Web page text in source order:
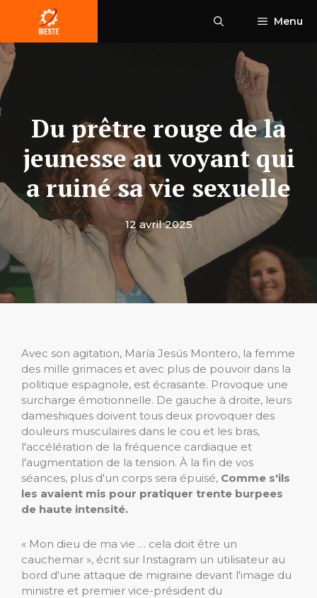
contenu
Menu
Du prêtre rouge de la
jeunesse au voyant qui
a ruiné sa vie sexuelle
12 avril 2025
Avec son agitation, María Jesús Montero, la femme
des mille grimaces et avec plus de pouvoir dans la
politique espagnole, est écrasante. Provoque une
surcharge émotionnelle. De gauche à droite, leurs
dameshiques doivent tous deux provoquer des
douleurs musculaires dans le cou et les bras,
l'accélération de la fréquence cardiaque et
l'augmentation de la tension. À la fin de vos
séances, plus d'un corps sera épuisé, Comme s'ils
les avaient mis pour pratiquer trente burpees
de haute intensité.
« Mon dieu de ma vie … cela doit être un
cauchemar », écrit sur Instagram un utilisateur au
bord d'une attaque de migraine devant l'image du
ministre et premier vice-président du